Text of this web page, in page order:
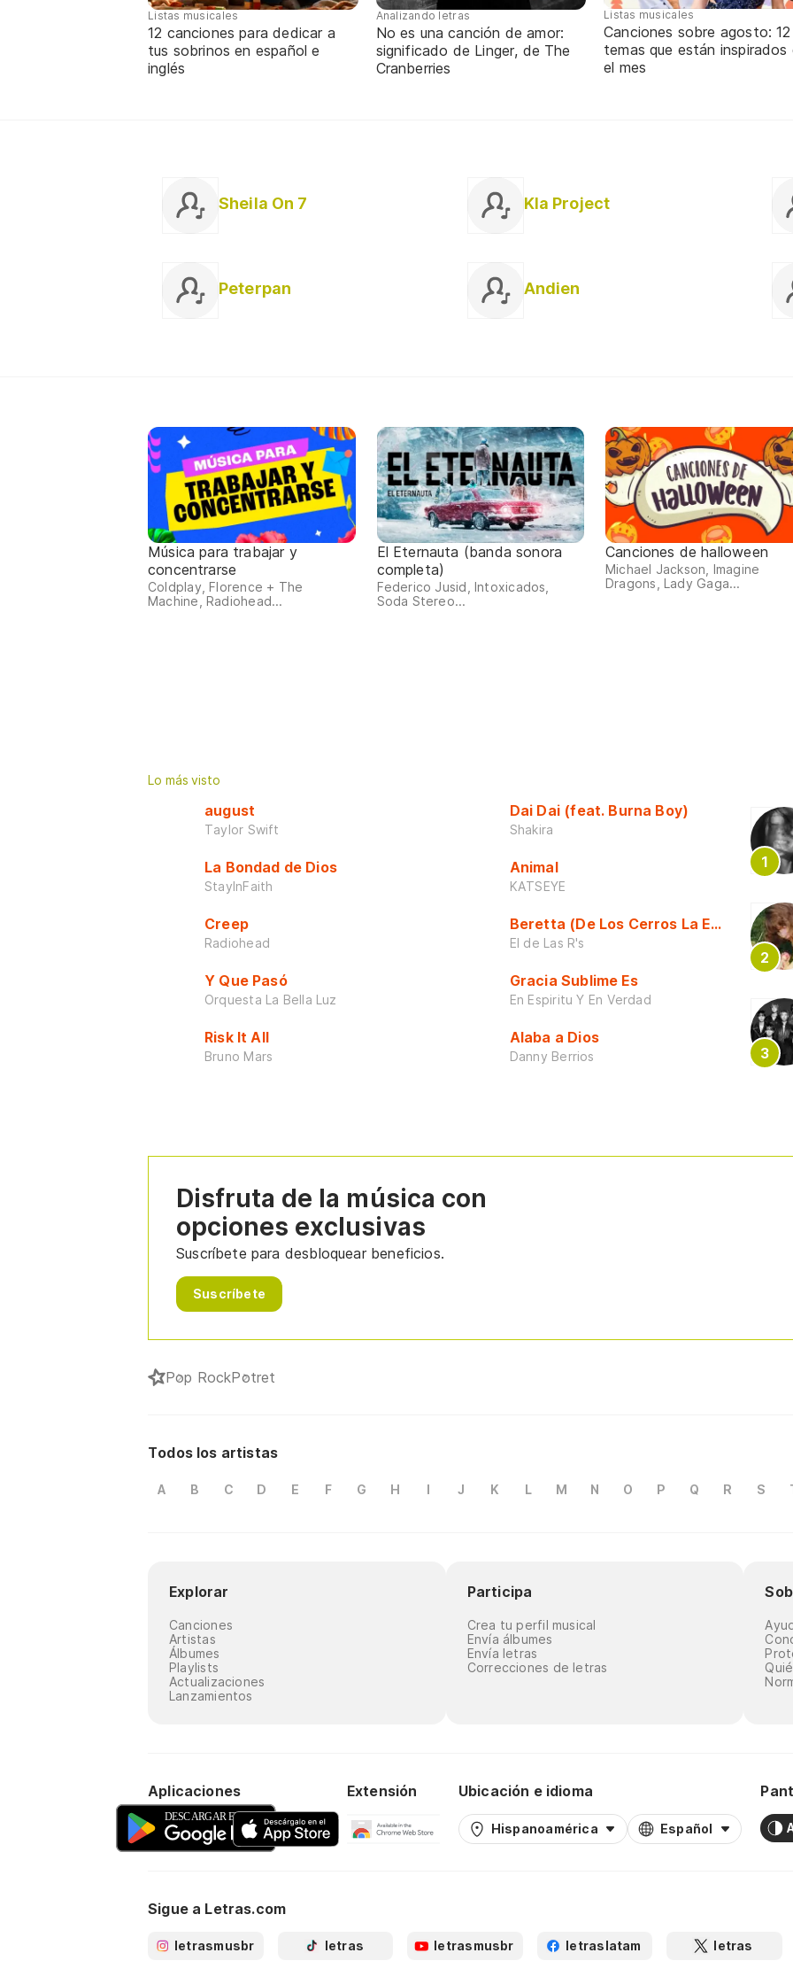
Listas musicales
12 canciones para dedicar a
tus sobrinos en español e
inglés
Analizando letras
No es una canción de amor:
significado de Linger, de The
Cranberries
Listas musicales
Canciones sobre agosto: 12
temas que están inspirados
el mes
Sheila On 7 Kla Project
Peterpan Andien
Música para trabajar y
concentrarse
Coldplay, Florence + The
Machine, Radiohead...
El Eternauta (banda sonora
completa)
Federico Jusid, Intoxicados,
Soda Stereo...
Canciones de halloween
Michael Jackson, Imagine
Dragons, Lady Gaga...
Lo más visto
august
Taylor Swift
La Bondad de Dios
StayInFaith
Creep
Radiohead
Y Que Pasó
Orquesta La Bella Luz
Risk It All
Bruno Mars
Dai Dai (feat. Burna Boy)
Shakira
Animal
KATSEYE
Beretta (De Los Cerros La Escuela)
El de Las R's
Gracia Sublime Es
En Espiritu Y En Verdad
Alaba a Dios
Danny Berrios
Disfruta de la música con
opciones exclusivas
Suscríbete para desbloquear beneficios.
Suscríbete
Pop RockPotret
Todos los artistas
A B C D E F G H I J K L M N O P Q R S
Explorar
Canciones
Artistas
Álbumes
Playlists
Actualizaciones
Lanzamientos
Participa
Crea tu perfil musical
Envía álbumes
Envía letras
Correcciones de letras
Aplicaciones Extensión Ubicación e idioma
Hispanoamérica Español
Sigue a Letras.com
letrasmusbr letras letrasmusbr letraslatam letras